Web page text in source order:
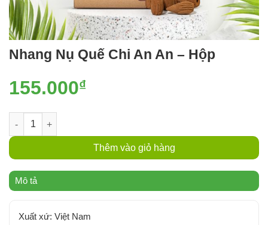
Nhang Nụ Quế Chi An An – Hộp
155.000₫
Nhang Nụ Quế Chi An An - Hộp số lượng
Thêm vào giỏ hàng
Mô tả
Xuất xứ: Việt Nam